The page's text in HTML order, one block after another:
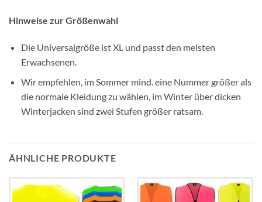
Hinweise zur Größenwahl
Die Universalgröße ist XL und passt den meisten
Erwachsenen.
Wir empfehlen, im Sommer mind. eine Nummer größer als
die normale Kleidung zu wählen, im Winter über dicken
Winterjacken sind zwei Stufen größer ratsam.
ÄHNLICHE PRODUKTE
Add to
wishlist
Add to
wishlist